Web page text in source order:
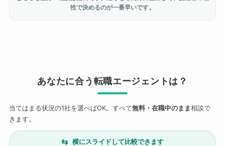
性で決めるのが一番早いです。
あなたに合う転職エージェントは？
当てはまる状況の1社を選べばOK。すべて無料・在職中のまま相談で
きます。
⇆ 横にスライドして比較できます